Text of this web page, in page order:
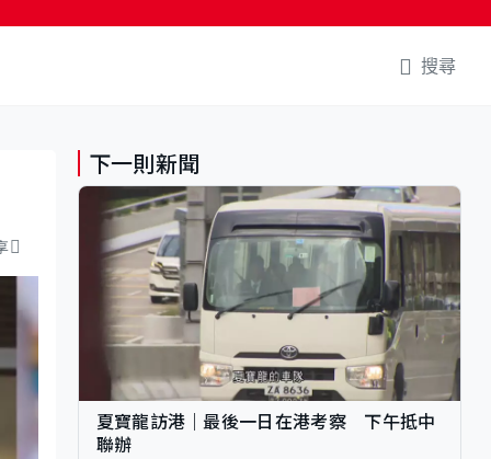
搜尋
下一則新聞
夏寶龍訪港｜最後一日在港考察 下午抵中
聯辦